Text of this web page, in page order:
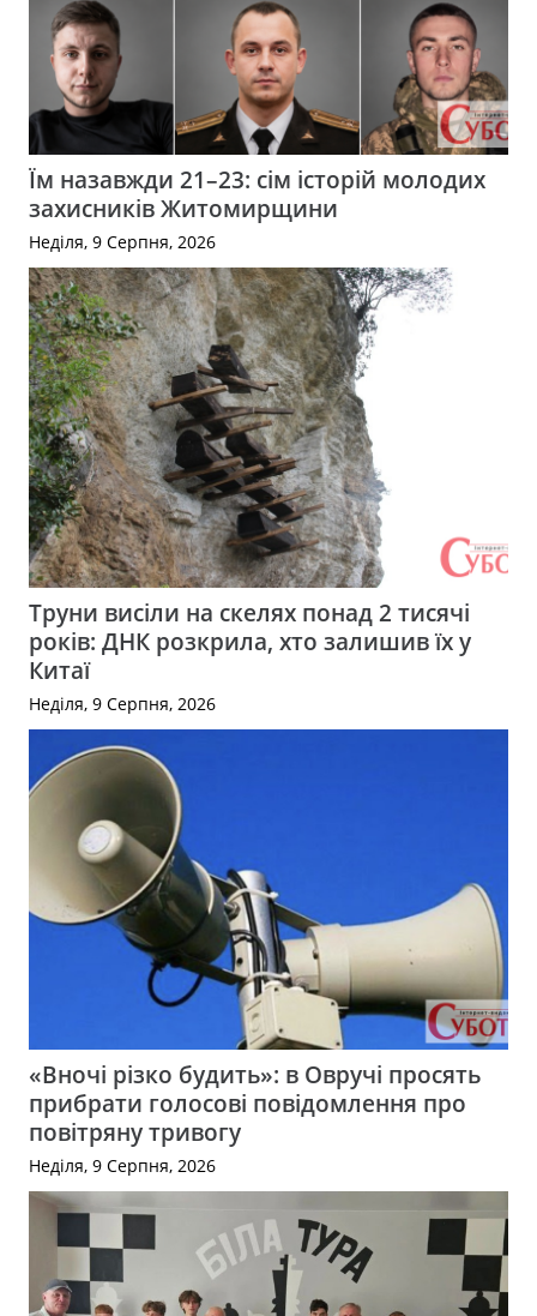
Їм назавжди 21–23: сім історій молодих
захисників Житомирщини
Неділя, 9 Серпня, 2026
Труни висіли на скелях понад 2 тисячі
років: ДНК розкрила, хто залишив їх у
Китаї
Неділя, 9 Серпня, 2026
«Вночі різко будить»: в Овручі просять
прибрати голосові повідомлення про
повітряну тривогу
Неділя, 9 Серпня, 2026